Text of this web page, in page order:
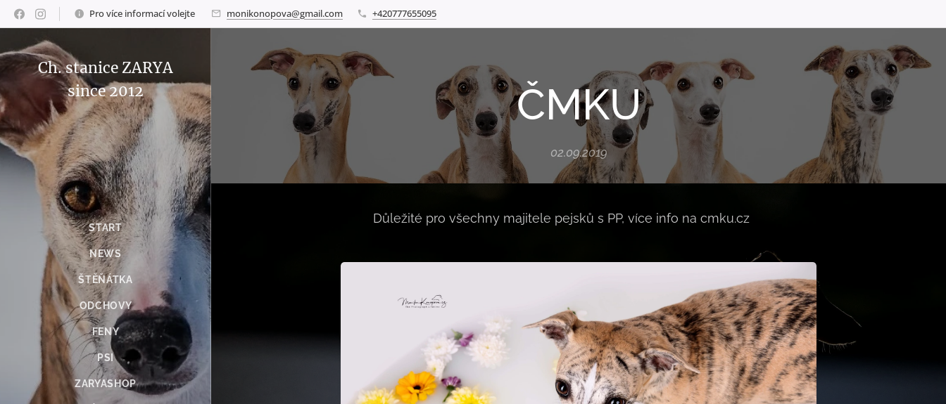
Pro více informací volejte monikonopova@gmail.com +420777655095
Ch. stanice ZARYA
since 2012
START
NEWS
ŠTĚŇÁTKA
ODCHOVY
FENY
PSI
ZARYASHOP
ČMKU
02.09.2019
Důležité pro všechny majitele pejsků s PP, více info na cmku.cz